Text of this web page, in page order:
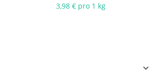
3,98 € pro 1 kg